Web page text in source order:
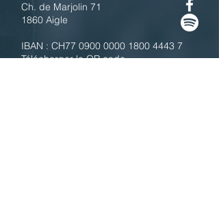
Ch. de Marjolin 71
1860 Aigle
IBAN : CH77 0900 0000 1800 4443 7
Télécharger le QR code